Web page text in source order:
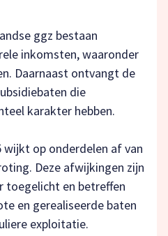
ggz bestaan
inkomsten, waaronder
Daarnaast ontvangt de
die
karakter hebben.
op onderdelen af van
Deze afwijkingen zijn
toegelicht en betreffen
en gerealiseerde baten
exploitatie.